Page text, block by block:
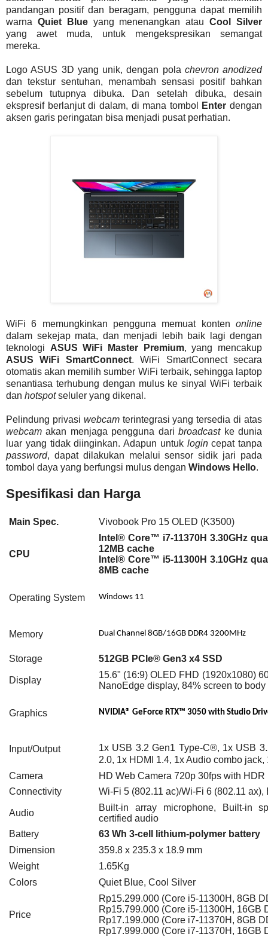
pandangan positif dan beragam, pengguna dapat memilih
warna Quiet Blue yang menenangkan atauCool Silver
yang awet muda, untuk mengekspresikan semangat
mereka.
Logo ASUS 3D yang unik, dengan pola chevron anodized
dan tekstur sentuhan, menambah sensasi positif bahkan
sebelum tutupnya dibuka. Dan setelah dibuka, desain
ekspresif berlanjut di dalam, di mana tombol
Enter dengan
aksen garis peringatan bisa menjadi pusat perhatian.
WiFi 6 memungkinkan pengguna memuat konten online
dalam sekejap mata, dan menjadi lebih baik lagi dengan
teknologi ASUS WiFi Master Premium, yang mencakup
ASUS WiFi SmartConnect. WiFi SmartConnect secara
otomatis akan memilih sumber WiFi terbaik, sehingga laptop
senantiasa terhubung dengan mulus ke sinyal WiFi terbaik
dan hotspotseluler yang dikenal.
Pelindung privasi webcam terintegrasi yang tersedia di atas
webcamakan menjaga pengguna daribroadcast ke dunia
luar yang tidak diinginkan. Adapun untuk logincepat tanpa
password, dapat dilakukan melalui sensor sidik jari pada
tombol daya yang berfungsi mulus dengan Windows Hello.
Spesifikasi dan Harga
Main Spec. Vivobook Pro 15 OLED (K3500)
CPU
Intel® Core™ i7-11370H 3.30GHz
12MB cache
Intel® Core™ i5-11300H 3.10GHz
8MB cache
Operating System Windows 11
Memory Dual Channel 8GB/16GB DDR4 3200MHz
Storage 512GB PCIe® Gen3 x4 SSD
Display
15.6" (16:9) OLED FHD (1920x1080)
NanoEdge display, 84% screen to body
Graphics NVIDIA® GeForce RTX™ 3050 with Studio
Input/Output
1x USB 3.2 Gen1 Type-C®, 1x USB
2.0, 1x HDMI 1.4, 1x Audio combo
Camera
HD Web Camera 720p 30fps with
Connectivity
Wi-Fi 5 (802.11 ac)/Wi-Fi 6 (802.11 ax),
Audio
Built-in array microphone, Built-in
certified audio
Battery
63 Wh 3-cell lithium-polymer battery
Dimension
359.8 x 235.3 x 18.9 mm
Weight
1.65Kg
Colors
Quiet Blue, Cool Silver
Price
Rp15.299.000 (Core i5-11300H, 8GB
Rp15.799.000 (Core i5-11300H, 16GB
Rp17.199.000 (Core i7-11370H, 8GB
Rp17.999.000 (Core i7-11370H, 16GB